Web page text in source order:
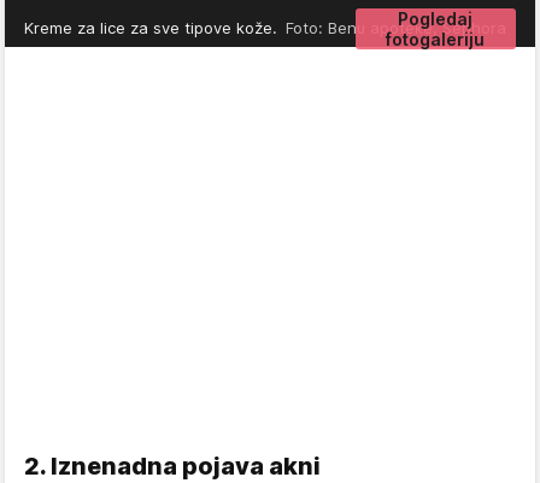
Pogledaj
fotogaleriju
Kreme za lice za sve tipove kože. Foto: Benu apoteke, Sephora
2. Iznenadna pojava akni